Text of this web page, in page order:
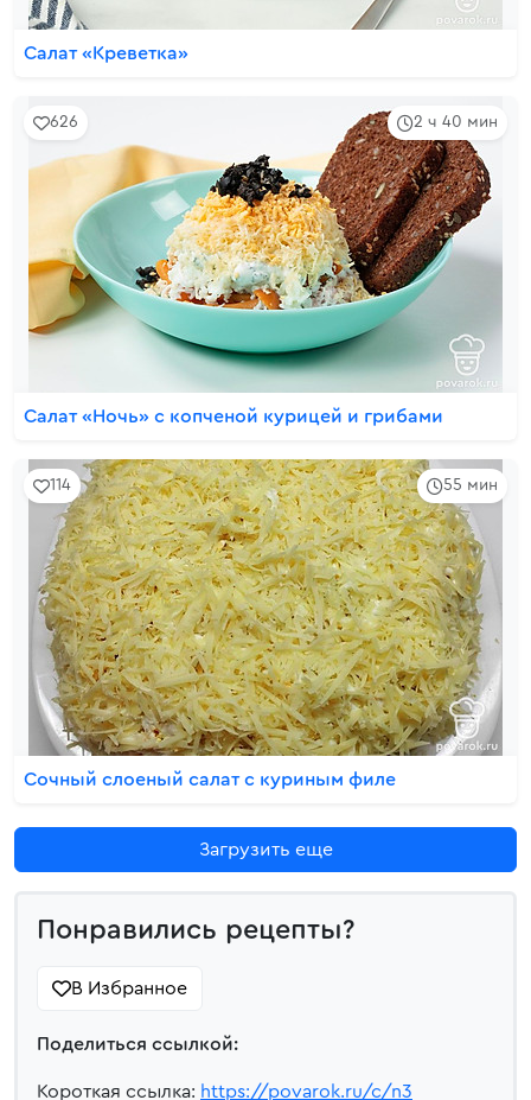
Салат «Креветка»
2 ч 40 мин
626
Салат «Ночь» с копченой курицей и грибами
55 мин
114
Сочный слоеный салат с куриным филе
Загрузить еще
Понравились рецепты?
В Избранное
Поделиться ссылкой:
Короткая ссылка: https://povarok.ru/c/n3